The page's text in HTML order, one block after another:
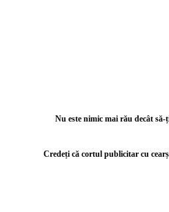
Nu este nimic mai rău decât
Credeți că cortul publicitar cu